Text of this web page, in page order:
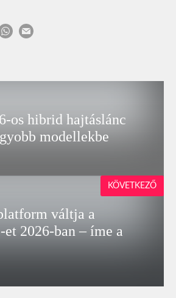
os hibrid hajtáslánc
modellekbe
váltja a
2026-ban – íme a
KÖVETKEZŐ